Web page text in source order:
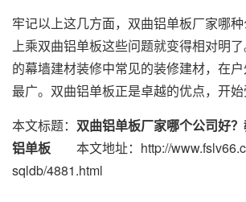
牢记以上这几方面，双曲铝单板厂家哪
上乘双曲铝单板这些问题就变得相对明
的幕墙建材装修中常见的装修建材，在
最广。双曲铝单板正是卓越的优点，开始
本文标题： 双曲铝单板厂家哪个公司好
铝单板 本文地址：http://
sqldb/4881.html